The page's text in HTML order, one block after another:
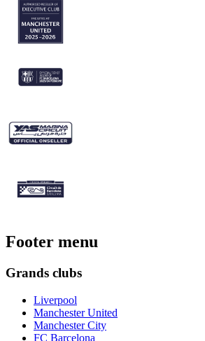
Footer menu
Grands clubs
Liverpool
Manchester United
Manchester City
FC Barcelona